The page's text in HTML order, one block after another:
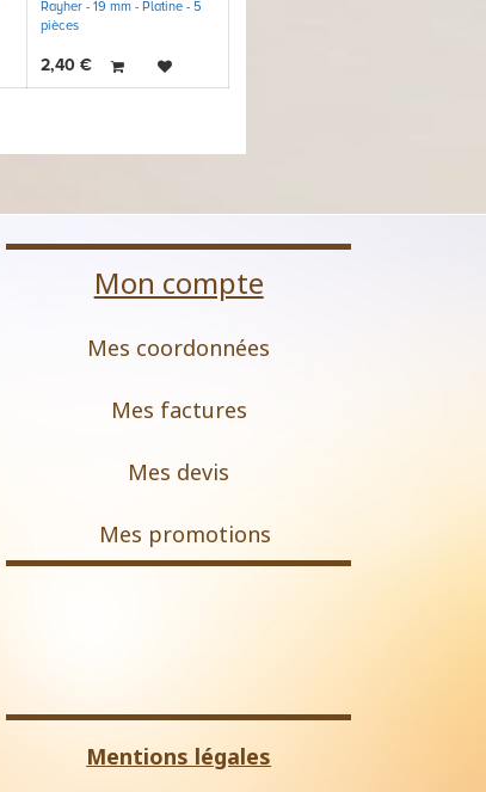
Rayher - 19 mm - Platine - 5
pièces
2,40€
Mon compte
Mes coordonnées
Mes factures
Mes devis
Mes promotions
Mentions légales